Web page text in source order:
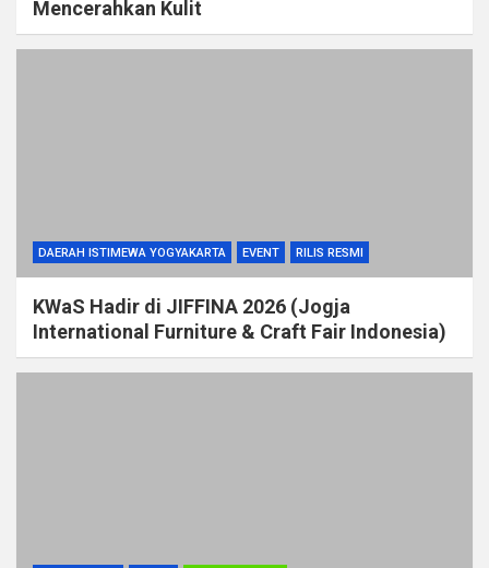
Mencerahkan Kulit
DAERAH ISTIMEWA YOGYAKARTA EVENT RILIS RESMI
KWaS Hadir di JIFFINA 2026 (Jogja
International Furniture & Craft Fair Indonesia)